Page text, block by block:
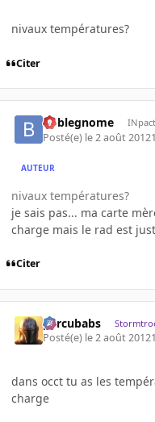
nivaux températures?
Citer
boblegnome
Posté(e) le 2 août 2012
AUTEUR
nivaux températures?
je sais pas... ma carte
charge mais le rad est
Citer
percubabs
Posté(e) le 2 août 2012
dans occt tu as les
charge